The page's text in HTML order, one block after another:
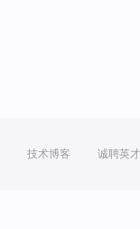
技术博客 诚聘英才